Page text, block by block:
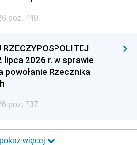
poz. 740
RZECZYPOSPOLITEJ
lipca 2026 r. w sprawie
powołanie Rzecznika
poz. 737
pokaż więcej